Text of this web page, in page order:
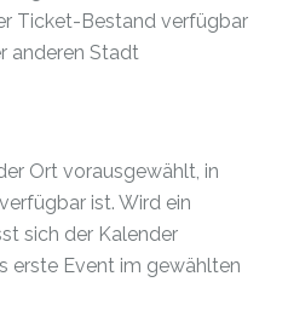
Ticket-Bestand verfügbar
anderen Stadt
Ort vorausgewählt, in
ist. Wird ein
sich der Kalender
erste Event im gewählten